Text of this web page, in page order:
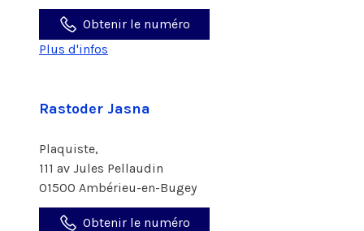
Obtenir le numéro
Plus d'infos
Rastoder Jasna
Plaquiste,
111 av Jules Pellaudin
01500 Ambérieu-en-Bugey
Obtenir le numéro